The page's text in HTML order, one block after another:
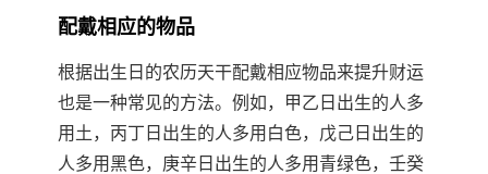
配戴相应的物品
根据出生日的农历天干配戴相应物品来提升财运
也是一种常见的方法。例如，甲乙日出生的人多
用土，丙丁日出生的人多用白色，戊己日出生的
人多用黑色，庚辛日出生的人多用青绿色，壬癸